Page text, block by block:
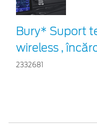
Bury* Suport
wireless ,
2332681